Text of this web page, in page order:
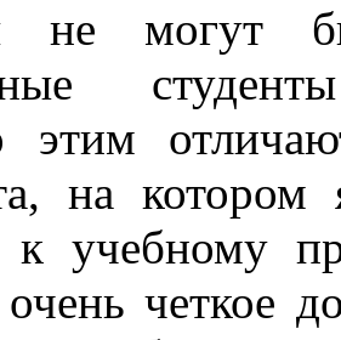
не могут
этим
на
к учебному
четкое